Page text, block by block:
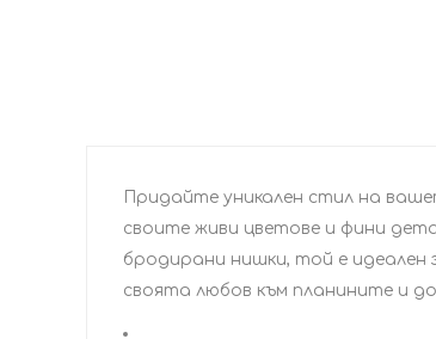
Придайте уникален стил на
своите живи цветове и фини
бродирани нишки, той е идеален
своята любов към планините и